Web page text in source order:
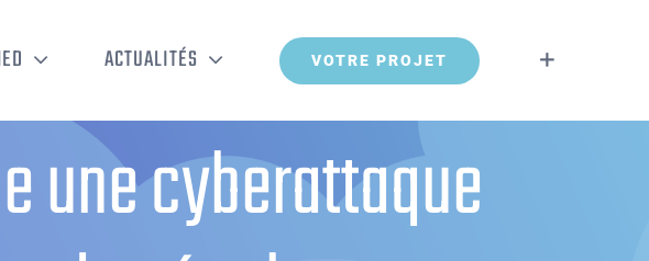
ACTUALITÉS VOTRE PROJET
une cyberattaque